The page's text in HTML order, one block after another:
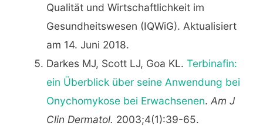
Qualität und Wirtschaftlichkeit im
Gesundheitswesen (IQWiG). Aktualisiert
am 14. Juni 2018.
Darkes MJ, Scott LJ, Goa KL. Terbinafin:
ein Überblick über seine Anwendung bei
Onychomykose bei Erwachsenen. Am J
Clin Dermatol. 2003;4(1):39-65.